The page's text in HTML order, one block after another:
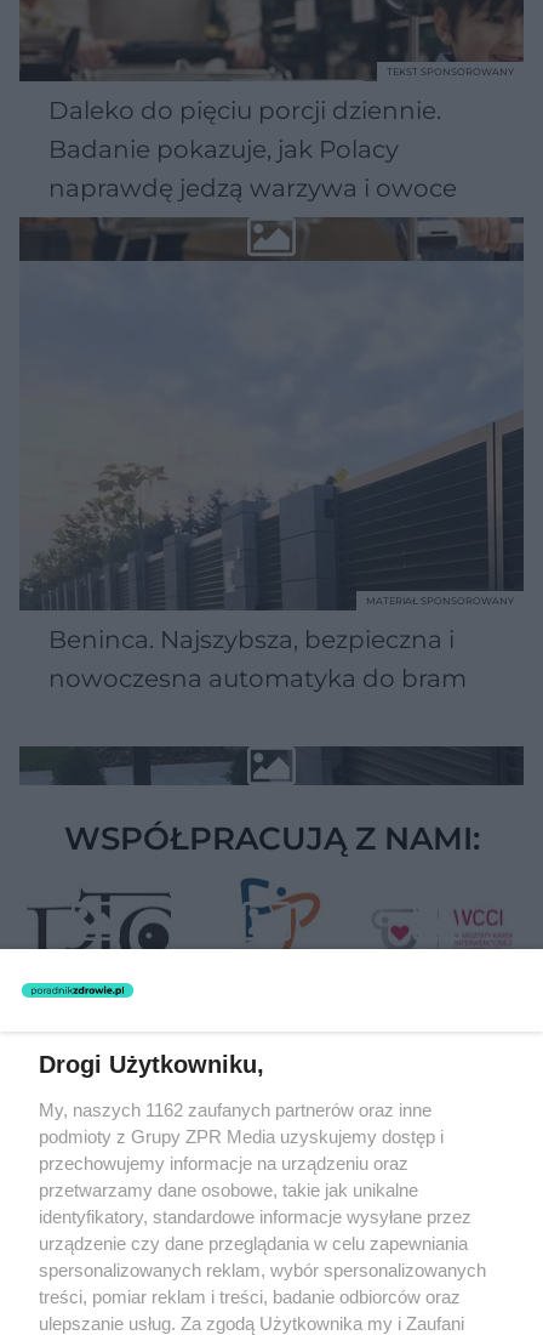
Daleko do pięciu porcji dziennie.
Badanie pokazuje, jak Polacy
naprawdę jedzą warzywa i owoce
TEKST SPONSOROWANY
Beninca. Najszybsza, bezpieczna i
nowoczesna automatyka do bram
MATERIAŁ SPONSOROWANY
WSPÓŁPRACUJĄ Z NAMI:
rozpowszechniany lub dalej rozpowszechniany w jakikolwiek sposób
(w tym także elektroniczny lub mechaniczny) na jakimkolwiek polu
eksploatacji w jakiejkolwiek formie, włącznie z umieszczaniem w
Internecie bez pisemnej zgody właściciela praw. Jakiekolwiek użycie
lub wykorzystanie utworów w całości lub w części z naruszeniem
prawa, tzn. bez właściwej zgody, jest zabronione pod groźbą kary i
może być ścigane prawnie.
Drogi Użytkowniku,
My, naszych 1162 zaufanych partnerów oraz inne
podmioty z Grupy ZPR Media uzyskujemy dostęp i
przechowujemy informacje na urządzeniu oraz
przetwarzamy dane osobowe, takie jak unikalne
identyfikatory, standardowe informacje wysyłane przez
urządzenie czy dane przeglądania w celu zapewniania
spersonalizowanych reklam, wybór spersonalizowanych
treści, pomiar reklam i treści, badanie odbiorców oraz
ulepszanie usług. Za zgodą Użytkownika my i Zaufani